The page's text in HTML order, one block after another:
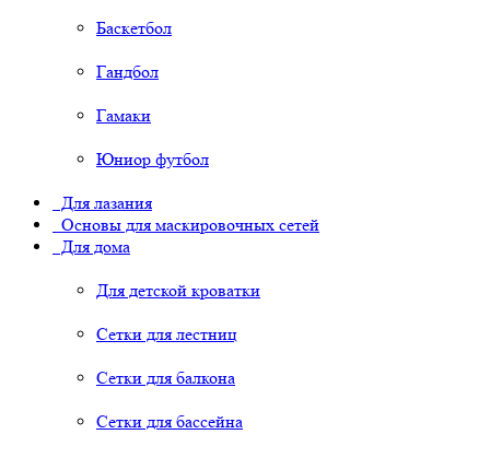
Баскетбол
Гандбол
Гамаки
Юниор футбол
Для лазания
Основы для маскировочных сетей
Для дома
Для детской кроватки
Сетки для лестниц
Сетки для балкона
Сетки для бассейна